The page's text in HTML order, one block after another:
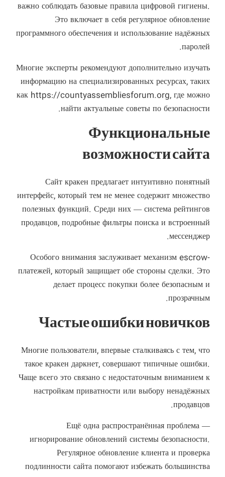
важно соблюдать базовые правила цифровой гигиены.
Это включает в себя регулярное обновление
программного обеспечения и использование надёжных
паролей.
Многие эксперты рекомендуют дополнительно изучать
информацию на специализированных ресурсах, таких
как https://countyassembliesforum.org, где можно
найти актуальные советы по безопасности.
Функциональные
возможности сайта
Сайт кракен предлагает интуитивно понятный
интерфейс, который тем не менее содержит множество
полезных функций. Среди них — система рейтингов
продавцов, подробные фильтры поиска и встроенный
мессенджер.
Особого внимания заслуживает механизм escrow-
платежей, который защищает обе стороны сделки. Это
делает процесс покупки более безопасным и
прозрачным.
Частые ошибки новичков
Многие пользователи, впервые сталкиваясь с тем, что
такое кракен даркнет, совершают типичные ошибки.
Чаще всего это связано с недостаточным вниманием к
настройкам приватности или выбору ненадёжных
продавцов.
Ещё одна распространённая проблема —
игнорирование обновлений системы безопасности.
Регулярное обновление клиента и проверка
подлинности сайта помогают избежать большинства